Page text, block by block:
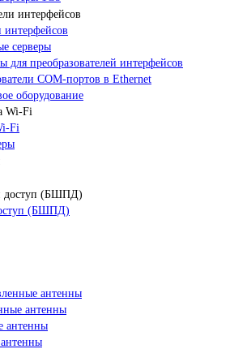
интерфейсов
серверы
для преобразователей интерфейсов
COM-портов в Ethernet
оборудование
Fi
(БШПД)
антенны
антенны
антенны